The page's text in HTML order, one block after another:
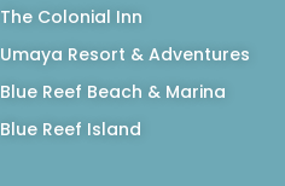
The Colonial Inn
Umaya Resort & Adventures
Blue Reef Beach & Marina
Blue Reef Island